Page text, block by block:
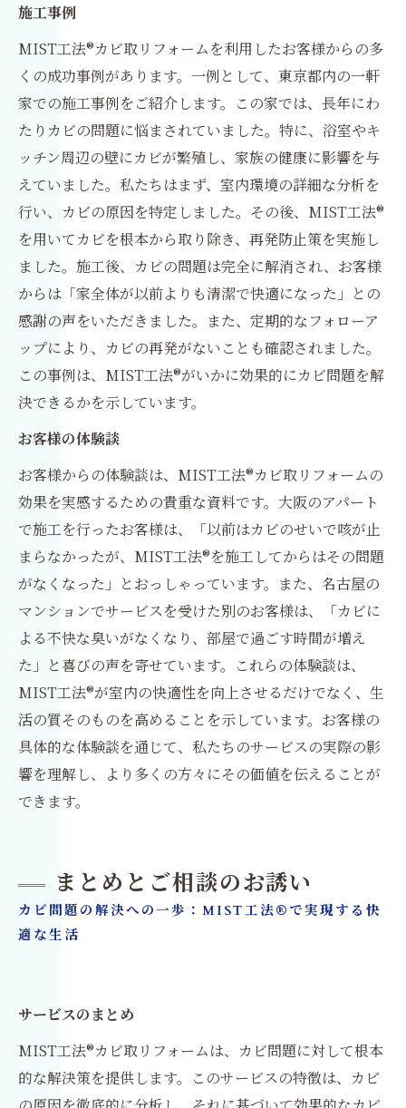
施工事例
MIST工法®カビ取リフォームを利用したお客様からの多
くの成功事例があります。一例として、東京都内の一軒
家での施工事例をご紹介します。この家では、長年にわ
たりカビの問題に悩まされていました。特に、浴室やキ
ッチン周辺の壁にカビが繁殖し、家族の健康に影響を与
えていました。私たちはまず、室内環境の詳細な分析を
行い、カビの原因を特定しました。その後、MIST工法®
を用いてカビを根本から取り除き、再発防止策を実施し
ました。施工後、カビの問題は完全に解消され、お客様
からは「家全体が以前よりも清潔で快適になった」との
感謝の声をいただきました。また、定期的なフォローア
ップにより、カビの再発がないことも確認されました。
この事例は、MIST工法®がいかに効果的にカビ問題を解
決できるかを示しています。
お客様の体験談
お客様からの体験談は、MIST工法®カビ取リフォームの
効果を実感するための貴重な資料です。大阪のアパート
で施工を行ったお客様は、「以前はカビのせいで咳が止
まらなかったが、MIST工法®を施工してからはその問題
がなくなった」とおっしゃっています。また、名古屋の
マンションでサービスを受けた別のお客様は、「カビに
よる不快な臭いがなくなり、部屋で過ごす時間が増え
た」と喜びの声を寄せています。これらの体験談は、
MIST工法®が室内の快適性を向上させるだけでなく、生
活の質そのものを高めることを示しています。お客様の
具体的な体験談を通じて、私たちのサービスの実際の影
響を理解し、より多くの方々にその価値を伝えることが
できます。
まとめとご相談のお誘い
カビ問題の解決への一歩：MIST工法®で実現する快
適な生活
サービスのまとめ
MIST工法®カビ取リフォームは、カビ問題に対して根本
的な解決策を提供します。このサービスの特徴は、カビ